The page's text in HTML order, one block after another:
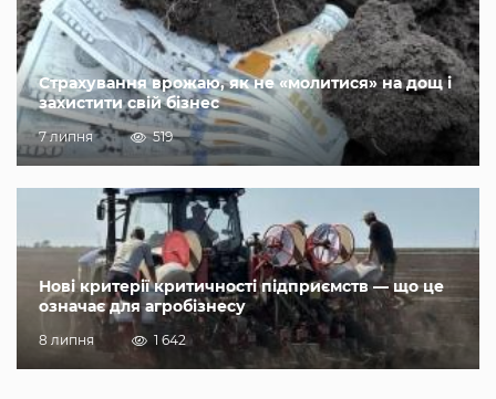
Страхування врожаю, як не «молитися» на дощ і
захистити свій бізнес
7 липня 519
Нові критерії критичності підприємств — що це
означає для агробізнесу
8 липня 1 642